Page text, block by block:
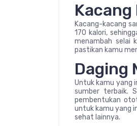
Kacang
Kacang-kacang
170 kalori,
menambah selai
pastikan kamu
Daging
Untuk kamu yang
sumber terbaik.
pembentukan
untuk kamu yang
sehat lainnya.